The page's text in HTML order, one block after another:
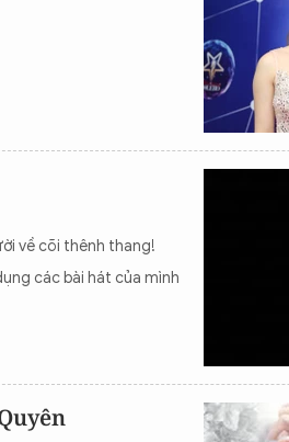
về cõi thênh thang!
các bài hát của mình